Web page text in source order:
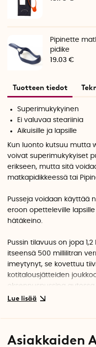
Pipinette
pidike
19.03 €
Tuotteen tiedot
Superimukykyinen
Ei valuvaa steariinia
Aikuisille ja lapsille
Kun luonto kutsuu mutta
voivat superimukykyiset
erikseen, mutta sitä
matkapidikkeessä tai
Pusseja voidaan käyttää
eroon opetteleville
hätäkeino.
Pussin tilavuus on jopa
itseensä 500 millilitran
imeytynyt, se kovettuu
kotitalousjätteiden
oksennuspussina autossa.
Asiakkaiden